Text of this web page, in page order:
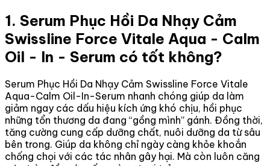
1. Serum Phục Hồi Da Nhạy Cảm
Swissline Force Vitale Aqua - Calm
Oil - In - Serum có tốt không?
Serum Phục Hồi Da Nhạy Cảm Swissline Force Vitale
Aqua-Calm Oil-In-Serum nhanh chóng giúp da làm
giảm ngay các dấu hiệu kích ứng khó chịu, hồi phục
những tổn thương da đang “gồng mình” gánh. Đồng thời,
tăng cường cung cấp dưỡng chất, nuôi dưỡng da từ sâu
bên trong. Giúp da không chỉ ngày càng khỏe khoắn
chống chọi với các tác nhân gây hại. Mà còn luôn căng